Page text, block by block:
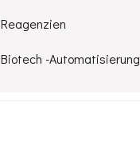
Reagenzien
Biotech -Automatisierung